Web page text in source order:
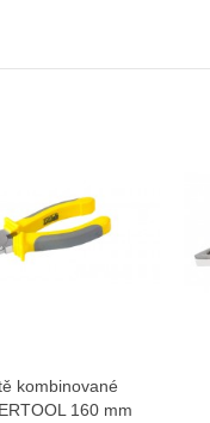
Zobrazit více
kombinované
160 mm